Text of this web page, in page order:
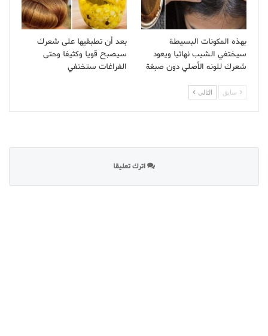
بهذه المكونات البسيطة
سيختفي الشيب نهائيا ويعود
شعرك للونه الأصلي دون صبغة
بعد أن تطبقيها على شعرك
سيصبح قويا وكثيفا وحتى
الفراغات ستختفي
سابق التالى
اترك تعليقا